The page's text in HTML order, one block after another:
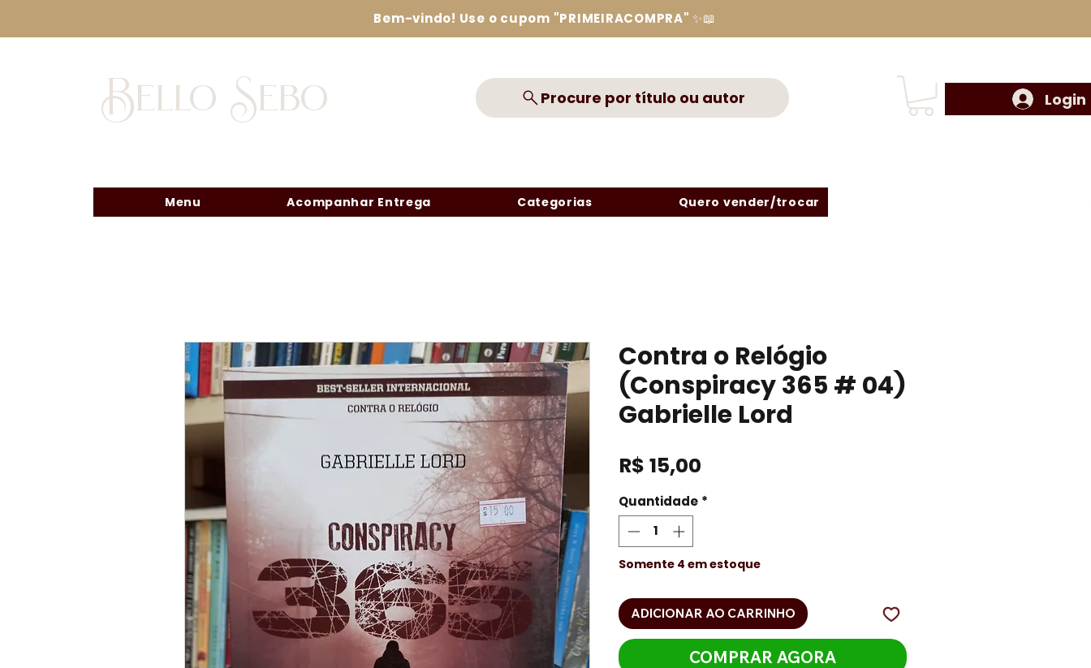
Bem-vindo! Use o cupom "PRIMEIRACOMPRA" ✨📖
Bello Sebo Procure por título ou autor
Menu Acompanhar Entrega Categorias Quero vender/trocar
Login
Contra o Relógio
(Conspiracy 365 # 04)
Gabrielle Lord
R$ 15,00
Quantidade *
Somente 4 em estoque
ADICIONAR AO CARRINHO
COMPRAR AGORA